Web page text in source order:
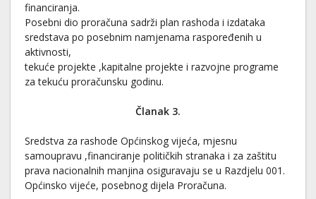
financiranja.
Posebni dio proračuna sadrži plan rashoda i izdataka
sredstava po posebnim namjenama raspoređenih u
aktivnosti,
tekuće projekte ,kapitalne projekte i razvojne programe
za tekuću proračunsku godinu.
Članak 3.
Sredstva za rashode Općinskog vijeća, mjesnu
samoupravu ,financiranje političkih stranaka i za zaštitu
prava nacionalnih manjina osiguravaju se u Razdjelu 001.
Općinsko vijeće, posebnog dijela Proračuna.